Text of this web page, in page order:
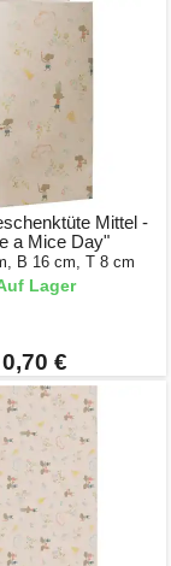
Mittel -
a Mice Day"
B 16 cm, T 8 cm
Lager
0,70 €